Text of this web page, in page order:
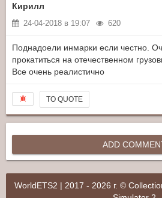
Кирилл
24-04-2018 в 19:07 620
Поднадоели инмарки если честно.
прокатиться на отечественном
Все очень реалистично
TO QUOTE
ADD
WorldETS2 | 2017 - 2026 г. ©